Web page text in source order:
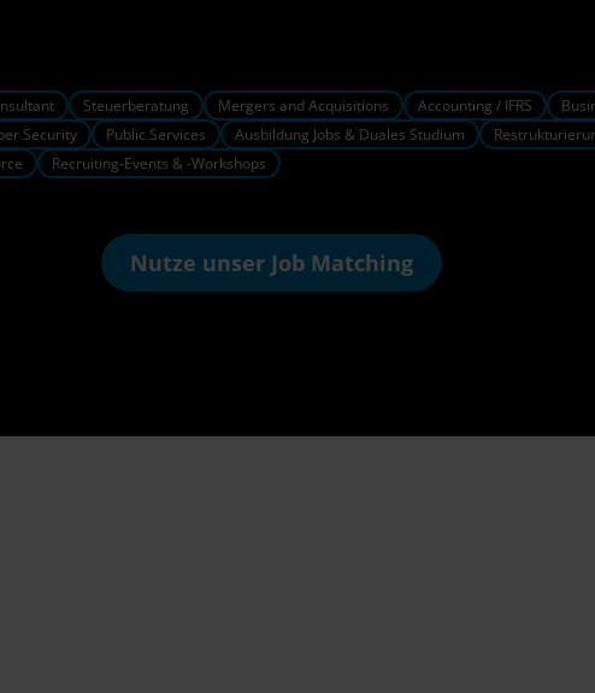
Steuerberatung Mergers and Acquisitions Accounting / IFRS
Security Public Services Ausbildung Jobs & Duales Studium
Recruiting-Events & -Workshops
Nutze unserJob Matching